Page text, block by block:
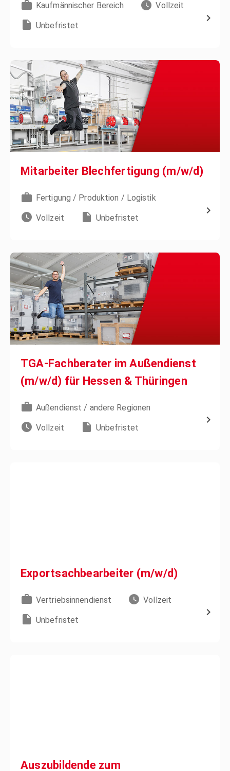
Kaufmännischer Bereich Vollzeit
Unbefristet
Mitarbeiter Blechfertigung (m/w/d)
Fertigung / Produktion / Logistik
Vollzeit Unbefristet
TGA-Fachberater im Außendienst
(m/w/d) für Hessen & Thüringen
Außendienst / andere Regionen
Vollzeit Unbefristet
Exportsachbearbeiter (m/w/d)
Vertriebsinnendienst Vollzeit
Unbefristet
Auszubildende zum